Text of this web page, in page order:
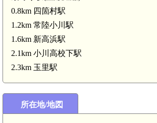
0.8km 四箇村駅
1.2km 常陸小川駅
1.6km 新高浜駅
2.1km 小川高校下駅
2.3km 玉里駅
所在地/地図